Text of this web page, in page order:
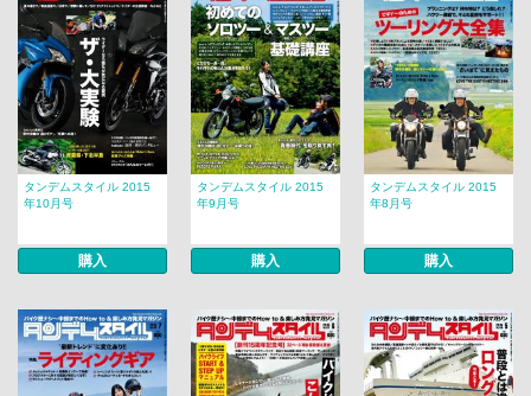
タンデムスタイル 2015
年10月号
購入
タンデムスタイル 2015
年9月号
購入
タンデムスタイル 2015
年8月号
購入